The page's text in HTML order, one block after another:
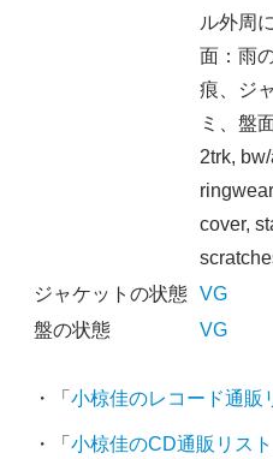
ル外周
面：雨
痕、ジ
ミ、盤
2trk,
cover,
ジャケットの状態 VG
盤の状態
VG
・「 小椋佳のレコード通販
・「 小椋佳のCD通販リスト